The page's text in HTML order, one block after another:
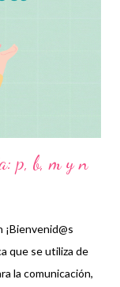
a los
mejor intención
todos los
p, b, m y n
que se utiliza de
la comunicación,